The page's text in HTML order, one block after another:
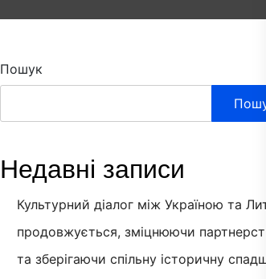
Пошук
Недавні записи
Культурний діалог між Україною та
продовжується, зміцнюючи
та зберігаючи спільну історичну